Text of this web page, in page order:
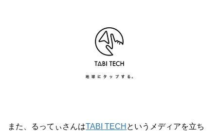
また、るってぃさんはTABI TECH というメディアを立ち